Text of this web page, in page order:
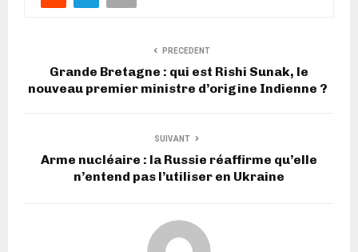
PRECEDENT
Grande Bretagne : qui est Rishi Sunak, le
nouveau premier ministre d’origine Indienne ?
SUIVANT
Arme nucléaire : la Russie réaffirme qu’elle
n’entend pas l’utiliser en Ukraine